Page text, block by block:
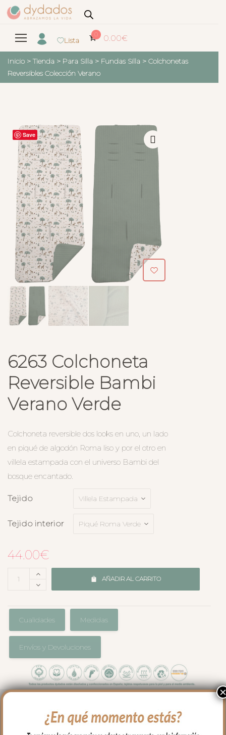
Lista
0 0.00€
Inicio > Tienda > Para Silla > Fundas Silla > Colchonetas
Reversibles Colección Verano
Save
6263 Colchoneta
Reversible Bambi
Verano Verde
Colchoneta reversible dos looks en uno, un lado
en piqué de algodón Roma liso y por el otro en
villela estampada con el universo Bambi del
bosque encantado.
Tejido
Tejido interior
44.00€
AÑADIR AL CARRITO
Cualidades Medidas
Envíos y Devoluciones
Colchoneta reversible silla bebé Bambi
×